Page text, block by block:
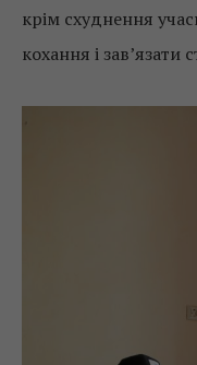
крім схуднення
кохання і зав’язати